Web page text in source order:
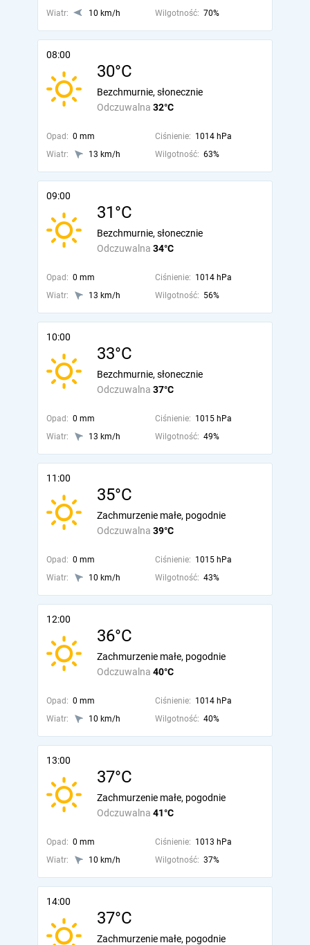
Wiatr: 10 km/h Wilgotność: 70%
08:00
30°C
Odczuwalna 32°C
Bezchmurnie, słonecznie
Opad: 0 mm Ciśnienie: 1014 hPa
Wiatr:
13 km/h Wilgotność: 63%
09:00
31°C
Odczuwalna 34°C
Bezchmurnie, słonecznie
Opad: 0 mm Ciśnienie: 1014 hPa
Wiatr:
13 km/h Wilgotność: 56%
10:00
33°C
Odczuwalna 37°C
Bezchmurnie, słonecznie
Opad: 0 mm Ciśnienie: 1015 hPa
Wiatr:
13 km/h Wilgotność: 49%
11:00
35°C
Odczuwalna 39°C
Zachmurzenie małe, pogodnie
Opad: 0 mm Ciśnienie: 1015 hPa
Wiatr:
10 km/h Wilgotność: 43%
12:00
36°C
Odczuwalna 40°C
Zachmurzenie małe, pogodnie
Opad: 0 mm Ciśnienie: 1014 hPa
Wiatr:
10 km/h Wilgotność: 40%
13:00
37°C
Odczuwalna 41°C
Zachmurzenie małe, pogodnie
Opad: 0 mm Ciśnienie: 1013 hPa
Wiatr:
10 km/h Wilgotność: 37%
14:00
37°C
Zachmurzenie małe, pogodnie